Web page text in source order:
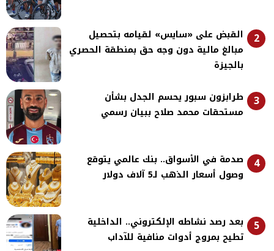
2
القبض على «سايس» لقيامه بتحصيل
مبالغ مالية دون وجه حق بمنطقة الحصري
بالجيزة
3
طرابزون سبور يحسم الجدل بشأن
مستحقات محمد صلاح ببيان رسمي
4
صدمة في الأسواق.. بنك عالمي يتوقع
وصول أسعار الذهب لـ5 آلاف دولار
5
بعد رصد نشاطه الإلكتروني.. الداخلية
تطيح بمروج أدوات منافية للآداب